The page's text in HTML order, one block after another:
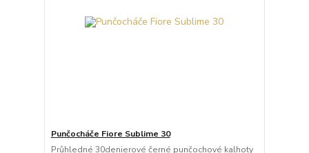
Punčocháče Fiore Sublime 30
Průhledné 30denierové černé punčochové kalhoty